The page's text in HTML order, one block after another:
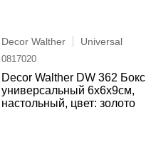
Decor Walther Universal
0817020
Decor Walther DW 362 Бокс
универсальный 6x6x9см,
настольный, цвет: золото